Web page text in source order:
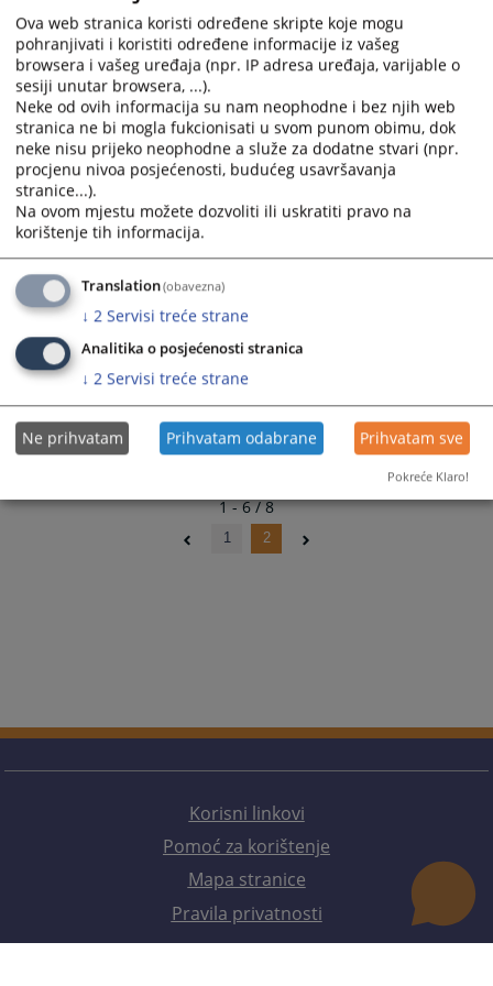
and
select
a
date.
Press
the
question
mark
key
to
get
the
keyboard
shortcuts
for
changing
dates.
and
select
a
date.
Press
the
question
key
to
get
the
keyboard
for
changing
dates.
23.06.2025.
slučaju posrednog posjeda
23.06.2025.
Dozvoljenost izvanredne revizije
23.06.2025.
Pravilno tumačenje nejasnih odredbi ugovora u privredi
07.04.2025.
Sporno pitanje određenosti i granice tužbenog zahtjeva o
kojem sud odlučuje u parničnom postupku, u vezi s
primjenom materijalnog prava na postojeći tužbeni zahtjev
25.03.2025.
Preuzimanje duga
1 - 6 / 8
1 2
Korisni linkovi
Pomoć za korištenje
Mapa stranice
Pravila privatnosti
Ova web stranica koristi određene skripte koje mogu
pohranjivati i koristiti određene informacije iz vašeg
browsera i vašeg uređaja (npr. IP adresa uređaja, varijable o
sesiji unutar browsera, ...).
Neke od ovih informacija su nam neophodne i bez njih web
stranica ne bi mogla fukcionisati u svom punom obimu, dok
neke nisu prijeko neophodne a služe za dodatne stvari (npr.
procjenu nivoa posjećenosti, budućeg usavršavanja
stranice...).
Na ovom mjestu možete dozvoliti ili uskratiti pravo na
korištenje tih informacija.
Translation(obavezna)
↓ 2 Servisi treće strane
Analitika o posjećenosti stranica
↓ 2 Servisi treće strane
Ne prihvatam Prihvatam odabrane Prihvatam sve
Pokreće Klaro!